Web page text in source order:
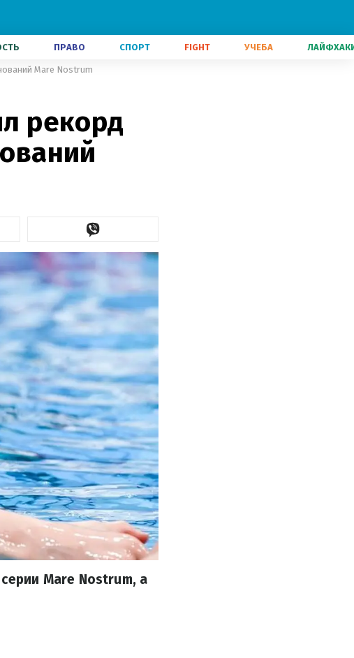
ПРАВО СПОРТ FIGHT УЧЕБА
Mare Nostrum
рекорд
Mare Nostrum, а